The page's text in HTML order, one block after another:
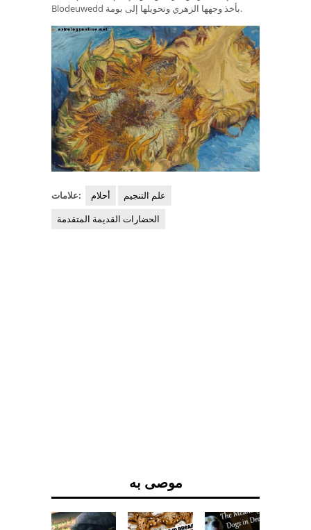
Blodeuwedd بأخذ وجهها الزهري وتحويلها إلى بومة.
علامات: أحلام
علم التنجيم
الحضارات القديمة المتقدمة
موصى به